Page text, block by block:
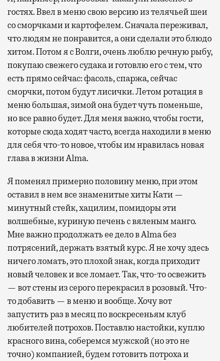
гостях. Ввел в меню свою версию из телячьей шеи
со сморчками и картофелем. Сначала переживал,
что людям не понравится, а они сделали это блюдо
хитом. Потом я с Волги, очень люблю речную рыбу,
покупаю свежего судака и готовлю его с тем, что
есть прямо сейчас: фасоль, спаржа, сейчас
сморчки, потом будут лисички. Летом ротация в
меню большая, зимой она будет чуть поменьше,
но все равно будет. Для меня важно, чтобы гости,
которые сюда ходят часто, всегда находили в меню
для себя что-то новое, чтобы им нравилась новая
глава в жизни Alma.
Я поменял примерно половину меню, при этом
оставил в нем все знаменитые хиты Кати —
минутный стейк, хацилим, помидоры эти
волшебные, куриную печень с вяленым манго.
Мне важно продолжать ее дело в Alma без
потрясений, держать взятый курс. Я не хочу здесь
ничего ломать, это плохой знак, когда приходит
новый человек и все ломает. Так, что-то освежить
— вот стены из серого перекрасил в розовый. Что-
то добавить — в меню и вообще. Хочу вот
запустить раз в месяц по воскресеньям клуб
любителей потрохов. Поставлю настойки, куплю
красного вина, соберемся мужской (но это не
точно) компанией, будем готовить потроха и